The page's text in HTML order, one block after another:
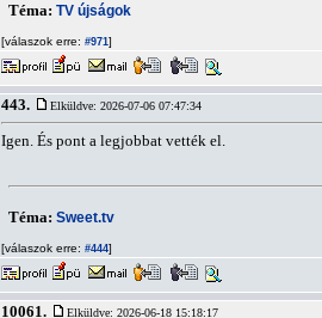
Téma: TV újságok
[válaszok erre: #971]
443. Elküldve: 2026-07-06 07:47:34
Igen. És pont a legjobbat vették el.
Téma: Sweet.tv
[válaszok erre: #444]
10061. Elküldve: 2026-06-18 15:18:17